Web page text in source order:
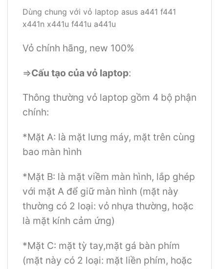
Dùng chung với vỏ laptop asus a441 f441
x441n x441u f441u a441u
Vỏ chính hãng, new 100%
=>Cấu tạo của vỏ laptop:
Thông thường vỏ laptop gồm 4 bộ phận
chính:
*Mặt A: là mặt lưng máy, mặt trên cùng
bao màn hình
*Mặt B: là mặt viềm màn hình, lắp ghép
với mặt A để giữ màn hình (mặt này
thường có 2 loại: vỏ nhựa thường, hoặc
là mặt kính cảm ứng)
*Mặt C: mặt tỳ tay,mặt gá bàn phím
(mặt này có 2 loại: mặt liền phím, hoặc